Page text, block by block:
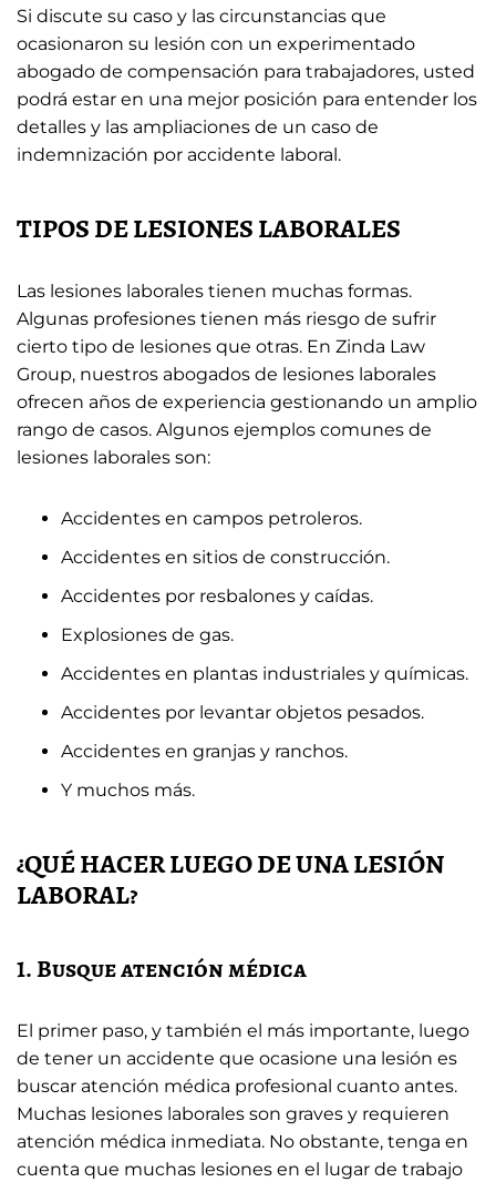
Si discute su caso y las circunstancias que
ocasionaron su lesión con un experimentado
abogado de compensación para trabajadores, usted
podrá estar en una mejor posición para entender los
detalles y las ampliaciones de un caso de
indemnización por accidente laboral.
TIPOS DE LESIONES LABORALES
Las lesiones laborales tienen muchas formas.
Algunas profesiones tienen más riesgo de sufrir
cierto tipo de lesiones que otras. En Zinda Law
Group, nuestros abogados de lesiones laborales
ofrecen años de experiencia gestionando un amplio
rango de casos. Algunos ejemplos comunes de
lesiones laborales son:
Accidentes en campos petroleros.
Accidentes en sitios de construcción.
Accidentes por resbalones y caídas.
Explosiones de gas.
Accidentes en plantas industriales y químicas.
Accidentes por levantar objetos pesados.
Accidentes en granjas y ranchos.
Y muchos más.
¿QUÉ HACER LUEGO DE UNA LESIÓN
LABORAL?
1. Busque atención médica
El primer paso, y también el más importante, luego
de tener un accidente que ocasione una lesión es
buscar atención médica profesional cuanto antes.
Muchas lesiones laborales son graves y requieren
atención médica inmediata. No obstante, tenga en
cuenta que muchas lesiones en el lugar de trabajo